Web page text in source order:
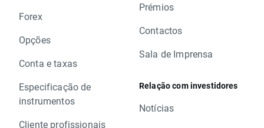
Forex
Opções
Conta e taxas
Especificação de
instrumentos
Cliente profissionais
Prémios
Contactos
Sala de Imprensa
Relação com investidores
Notícias